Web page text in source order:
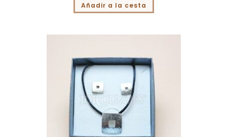
Añadir a la cesta